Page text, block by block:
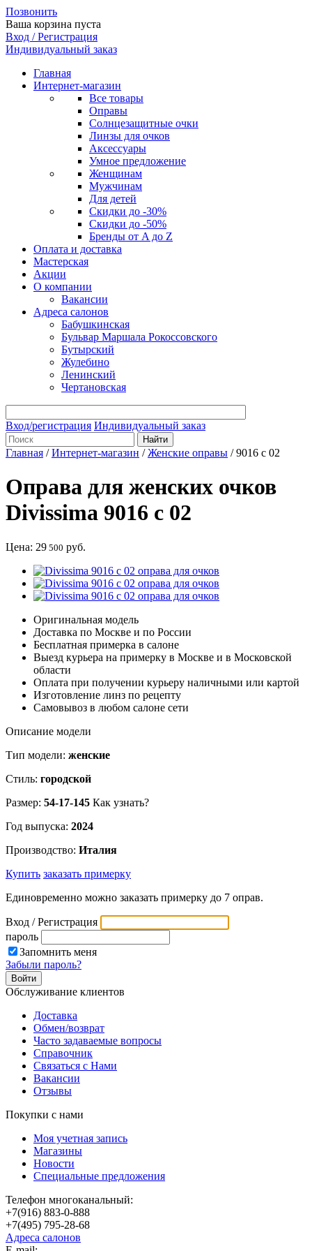
Позвонить
Ваша корзина пуста
Вход / Регистрация
Индивидуальный заказ
Главная
Интернет-магазин
Все товары
Оправы
Солнцезащитные очки
Линзы для очков
Аксессуары
Умное предложение
Женщинам
Мужчинам
Для детей
Скидки до -30%
Скидки до -50%
Бренды от A до Z
Оплата и доставка
Мастерская
Акции
О компании
Вакансии
Адреса салонов
Бабушкинская
Бульвар Маршала Рокоссовского
Бутырский
Жулебино
Ленинский
Чертановская
Вход/регистрация Индивидуальный заказ
Главная /Интернет-магазин /Женские оправы /9016 c 02
Оправа для женских очков
Divissima 9016 c 02
Цена: 29 500 руб.
Оригинальная модель
Доставка по Москве и по России
Бесплатная примерка в салоне
Выезд курьера на примерку в Москве и в Московской
области
Оплата при получении курьеру наличными или картой
Изготовление линз по рецепту
Самовывоз в любом салоне сети
Описание модели
Тип модели: женские
Стиль: городской
Размер: 54-17-145 Как узнать?
Год выпуска: 2024
Производство: Италия
Купить заказать примерку
Единовременно можно заказать примерку до 7 оправ.
Вход / Регистрация
пароль
Запомнить меня
Забыли пароль?
Обслуживание клиентов
Доставка
Обмен/возврат
Часто задаваемые вопросы
Справочник
Связаться с Нами
Вакансии
Отзывы
Покупки с нами
Моя учетная запись
Магазины
Новости
Специальные предложения
Телефон многоканальный:
+7(916) 883-0-888
+7(495) 795-28-68
Адреса салонов